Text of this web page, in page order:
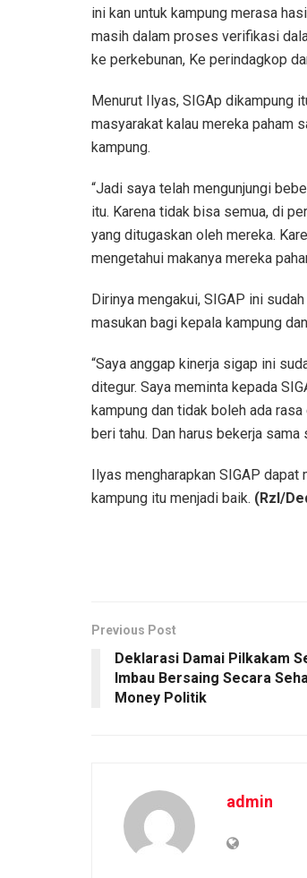
ini kan untuk kampung merasa
masih dalam proses verifikasi
ke perkebunan, Ke perindagkop
Menurut Ilyas, SIGAp dikampung
masyarakat kalau mereka paham
kampung.
“Jadi saya telah mengunjungi
itu. Karena tidak bisa semua, di
yang ditugaskan oleh mereka.
mengetahui makanya mereka
Dirinya mengakui, SIGAP ini
masukan bagi kepala kampung
“Saya anggap kinerja sigap ini
ditegur. Saya meminta kepada
kampung dan tidak boleh ada
beri tahu. Dan harus bekerja
Ilyas mengharapkan SIGAP
kampung itu menjadi baik. (Rzl/
Previous Post
Deklarasi Damai Pilkakam
Imbau Bersaing Secara
Money Politik
admin